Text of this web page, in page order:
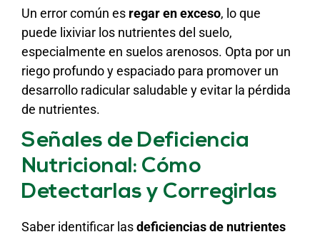
Un error común es regar en exceso, lo que
puede lixiviar los nutrientes del suelo,
especialmente en suelos arenosos. Opta por un
riego profundo y espaciado para promover un
desarrollo radicular saludable y evitar la pérdida
de nutrientes.
Señales de Deficiencia
Nutricional: Cómo
Detectarlas y Corregirlas
Saber identificar lasdeficiencias de nutrientes